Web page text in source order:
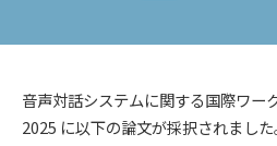
IP＆
Tech Blog
音声対話システムに関する国際ワー
2025 に以下の論文が採択されました